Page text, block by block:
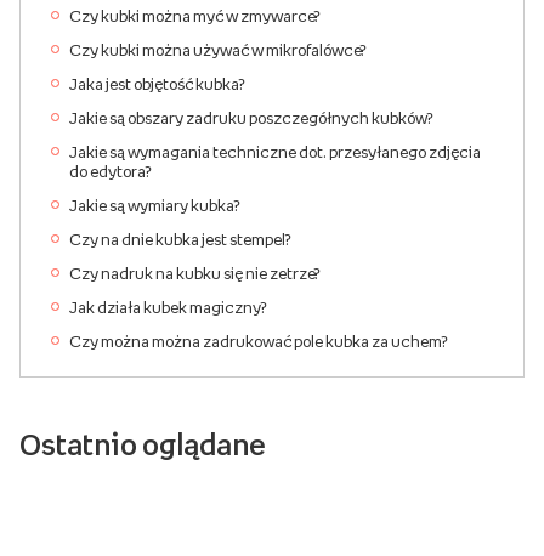
Czy kubki można myć w zmywarce?
Czy kubki można używać w mikrofalówce?
Jaka jest objętość kubka?
Jakie są obszary zadruku poszczegółnych kubków?
Jakie są wymagania techniczne dot. przesyłanego zdjęcia
do edytora?
Jakie są wymiary kubka?
Czy na dnie kubka jest stempel?
Czy nadruk na kubku się nie zetrze?
Jak działa kubek magiczny?
Czy można można zadrukować pole kubka za uchem?
Ostatnio oglądane